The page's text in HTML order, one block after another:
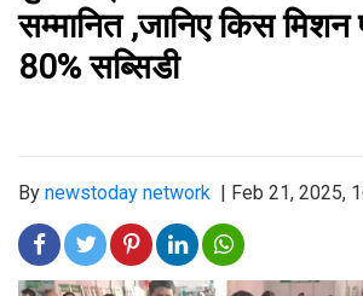
सम्मानित ,जानिए किस मिशन
80% सब्सिडी
By newstoday network Feb 21, 2025,